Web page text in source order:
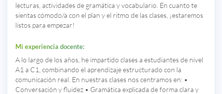
lecturas, actividades de gramática y vocabulario. En cuanto te
sientas cómodo/a con el plan y el ritmo de las clases, ¡estaremos
listos para empezar!
Mi experiencia docente:
A lo largo de los años, he impartido clases a estudiantes de nivel
A1 a C1, combinando el aprendizaje estructurado con la
comunicación real. En nuestras clases nos centramos en: •
Conversación y fluidez • Gramática explicada de forma clara y